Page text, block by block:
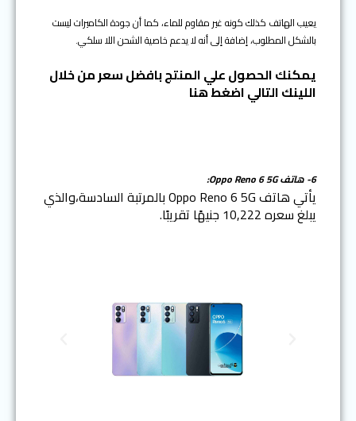
يعيب الهاتف كذلك كونه غير مقاوم للماء، كما أن جودة الكاميرات ليست
بالشكل المطلوب، إضافة إلى أنه لا يدعم خاصية الشحن اللا سلكي.
يمكنك الحصول علي المنتج بافضل سعر من خلال
اللينك التالي اضغط هنا
6- هاتف Oppo Reno 6 5G:
يأتي هاتف Oppo Reno 6 5G بالمرتبة السادسة،والذي
يبلغ سعره 10,222 جنيهًا تقريبًا.